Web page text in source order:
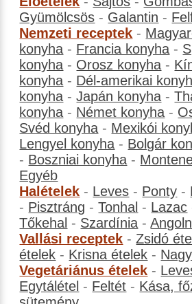
Gyümölcsös - Galantin -
Nemzeti receptek -
konyha - Francia konyha -
konyha - Orosz konyha -
konyha - Dél-amerikai
konyha -Japán konyha -
konyha - Német konyha -
Svéd konyha - Mexikói
Lengyel konyha - Bolgár
- Boszniai konyha -
Egyéb
Halételek - Leves - Ponty -
- Pisztráng -Tonhal - Lazac
Tőkehal - Szardínia -
Vallási receptek -Zsidó
ételek - Krisna ételek -
Vegetáriánus ételek -
Egytálétel - Feltét - Kása,